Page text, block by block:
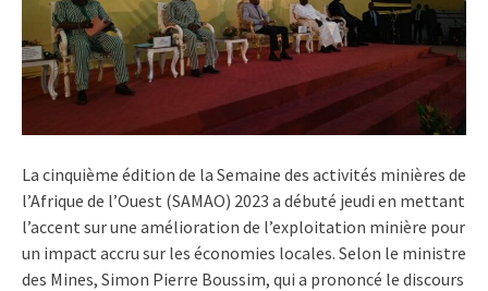
La cinquième édition de la Semaine des activités minières de
l’Afrique de l’Ouest (SAMAO) 2023 a débuté jeudi en mettant
l’accent sur une amélioration de l’exploitation minière pour
un impact accru sur les économies locales. Selon le ministre
des Mines, Simon Pierre Boussim, qui a prononcé le discours